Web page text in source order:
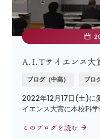
A.I.Tサイエンス大
ブログ（中高） ブロ
2022年12月17日(土)に
イエンス大賞に本校科
このブログを読む